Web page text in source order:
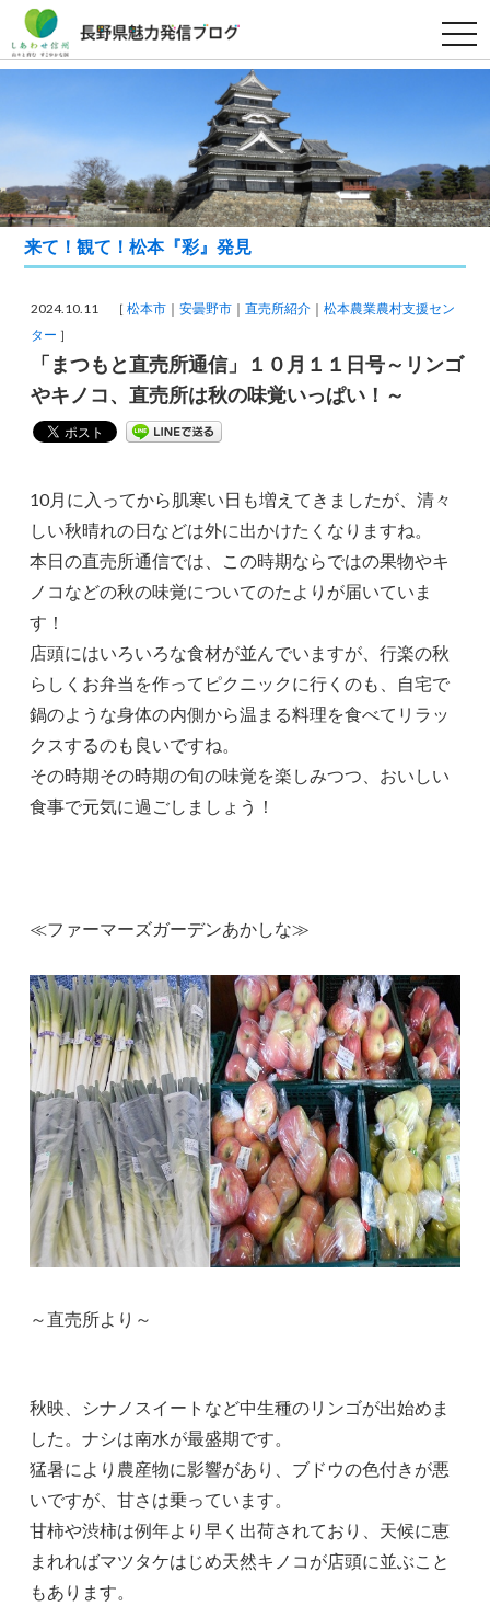
t
o
g
v
i
g
a
t
来て！観て！松本『彩』発見
2024.10.11 ［松本市 安曇野市 直売所紹介
松本農業農村支援セン
ター ］
「まつもと直売所通信」１０月１１日号～リンゴ
やキノコ、直売所は秋の味覚いっぱい！～
10月に入ってから肌寒い日も増えてきましたが、清々
しい秋晴れの日などは外に出かけたくなりますね。
本日の直売所通信では、この時期ならではの果物やキ
ノコなどの秋の味覚についてのたよりが届いていま
す！
店頭にはいろいろな食材が並んでいますが、行楽の秋
らしくお弁当を作ってピクニックに行くのも、自宅で
鍋のような身体の内側から温まる料理を食べてリラッ
クスするのも良いですね。
その時期その時期の旬の味覚を楽しみつつ、おいしい
食事で元気に過ごしましょう！
≪ファーマーズガーデンあかしな≫
～直売所より～
秋映、シナノスイートなど中生種のリンゴが出始めま
した。ナシは南水が最盛期です。
猛暑により農産物に影響があり、ブドウの色付きが悪
いですが、甘さは乗っています。
甘柿や渋柿は例年より早く出荷されており、天候に恵
まれればマツタケはじめ天然キノコが店頭に並ぶこと
もあります。